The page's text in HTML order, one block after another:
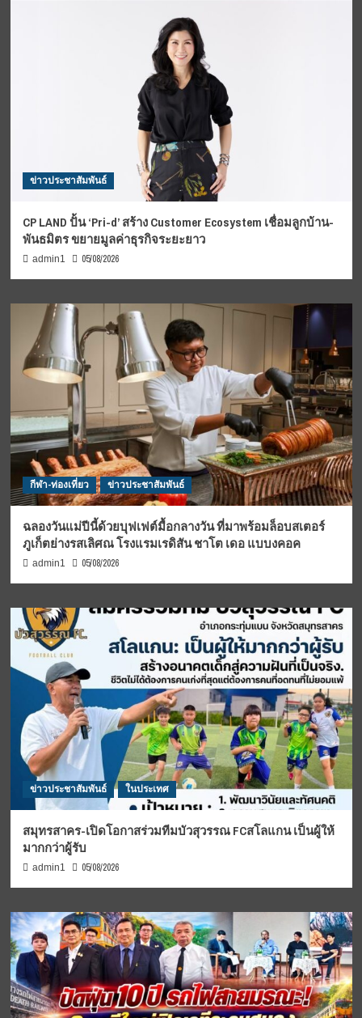
ข่าวประชาสัมพันธ์
CP LAND ปั้น ‘Pri-d’ สร้าง Customer Ecosystem เชื่อมลูกบ้าน-
พันธมิตร ขยายมูลค่าธุรกิจระยะยาว
admin1 05/08/2026
กีฬา-ท่องเที่ยว ข่าวประชาสัมพันธ์
ฉลองวันแม่ปีนี้ด้วยบุฟเฟต์มื้อกลางวัน ที่มาพร้อมล็อบสเตอร์
ภูเก็ตย่างรสเลิศณ โรงแรมเรดิสัน ชาโต เดอ แบบงคอค
admin1 05/08/2026
ข่าวประชาสัมพันธ์ ในประเทศ
สมุทรสาคร-เปิดโอกาสร่วมทีมบัวสุวรรณ FCสโลแกน เป็นผู้ให้
มากกว่าผู้รับ
admin1 05/08/2026